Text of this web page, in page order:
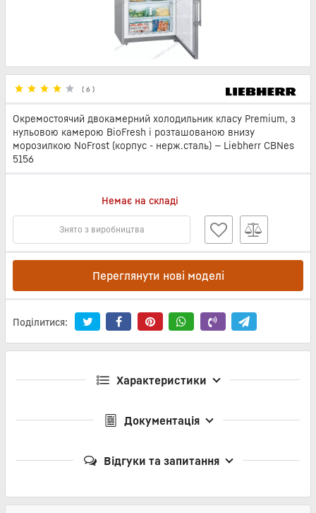
( 6 )
Окремостоячий двокамерний холодильник класу Premium, з
нульовою камерою BioFresh і розташованою внизу
морозилкою NoFrost (корпус - нерж.сталь) — Liebherr CBNes
5156
Немає на складі
Знято з виробництва
Переглянути нові моделі
Поділитися:
Характеристики
Документація
Відгуки та запитання